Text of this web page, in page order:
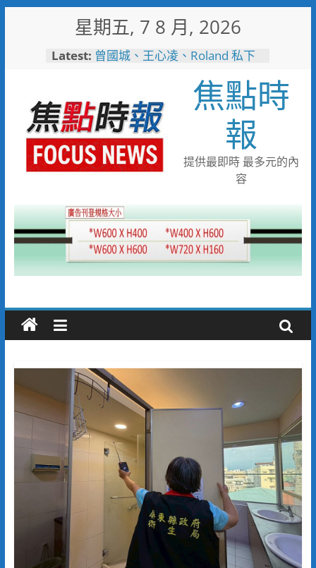
星期五, 7 8 月, 2026
Latest: 曾國城、王心凌、Roland 私下
「東引小吃店」外客都朝聖的國
際級小吃
彰化縣長參選人魏平政彰化造
勢 喊福利超越六都承接王惠美
施政再升級
救護量能再升級！彰化聯合捐贈
4輛高規格救護車 首配全自動
利局:請用路人減速慢行
短影音行銷是什麼？2026 平台
比較、優缺點與電商變現全攻略
焦點時
報
提供最即時 最多元的內
容